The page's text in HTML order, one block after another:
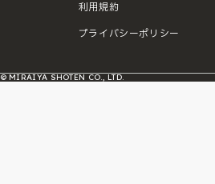
利用規約
プライバシーポリシー
© MIRAIYA SHOTEN CO., LTD.